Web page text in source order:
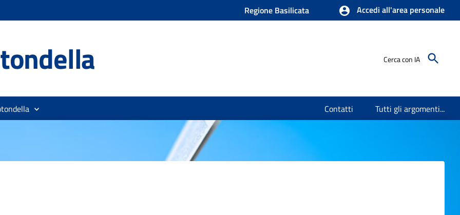
Regione Basilicata Accedi all'area personale
Cerca con IA
Contatti Tutti gli argomenti...